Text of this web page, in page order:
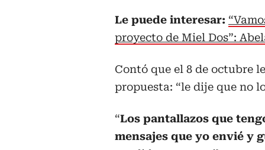
Le puede interesar:
proyecto de Miel Dos”:
Contó que el 8 de octubre
propuesta: “le dije que no
“Los pantallazos que
mensajes que yo envié y